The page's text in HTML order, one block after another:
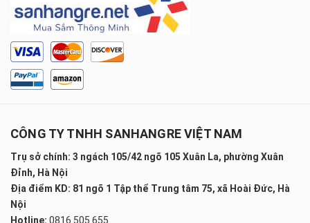
CÔNG TY TNHH SANHANGRE VIỆT NAM
Trụ sở chính: 3 ngách 105/42 ngõ 105 Xuân La, phường Xuân
Đỉnh, Hà Nội
Địa điểm KD: 81 ngõ 1 Tập thể Trung tâm 75, xã Hoài Đức, Hà
Nội
Hotline: 0816 505 655